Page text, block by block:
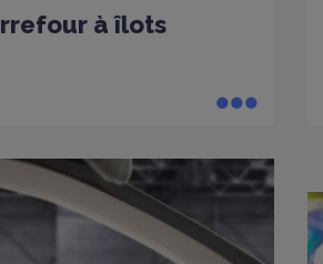
à îlots